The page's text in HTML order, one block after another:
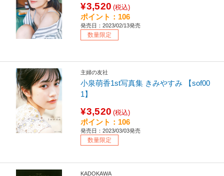
¥3,520 (税込)
ポイント：106
発売日：2023/02/13発売
数量限定
主婦の友社
小泉萌香1st写真集 きみやすみ 【sof00
1】
¥3,520 (税込)
ポイント：106
発売日：2023/03/03発売
数量限定
KADOKAWA